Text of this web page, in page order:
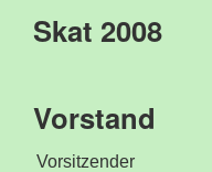
Skat 2008
Vorstand
Vorsitzender